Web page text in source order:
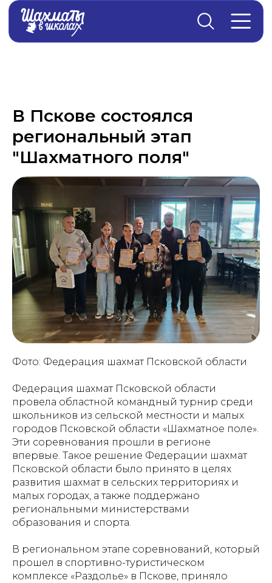
В Пскове состоялся
региональный этап
"Шахматного поля"
Фото: Федерация шахмат Псковской области
Федерация шахмат Псковской области
провела областной командный турнир среди
школьников из сельской местности и малых
городов Псковской области «Шахматное поле».
Эти соревнования прошли в регионе
впервые. Такое решение Федерации шахмат
Псковской области было принято в целях
развития шахмат в сельских территориях и
малых городах, а также поддержано
региональными министерствами
образования и спорта.
В региональном этапе соревнований, который
прошел в спортивно-туристическом
комплексе «Раздолье» в Пскове, приняло